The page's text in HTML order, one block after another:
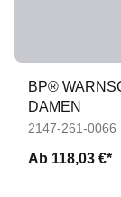
BP®
DAMEN
2147-261-0066
Ab 118,03 €*